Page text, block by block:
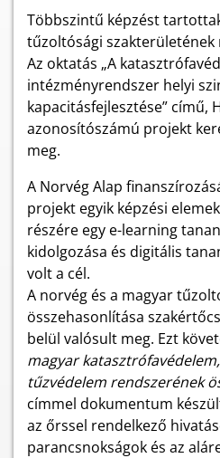
Többszintű képzést
tűzoltósági szakterületének
Az oktatás „A
intézményrendszer helyi
kapacitásfejlesztése” című,
azonosítószámú projekt
meg.
A Norvég Alap
projekt egyik képzési
részére egy e-learning
kidolgozása és digitális
volt a cél.
A norvég és a magyar
összehasonlítása
belül valósult meg. Ezt
magyar
tűzvédelem rendszerének
címmel dokumentum
az őrssel rendelkező
parancsnokságok és az